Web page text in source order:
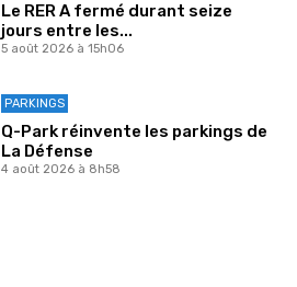
Le RER A fermé durant seize
jours entre les...
5 août 2026 à 15h06
PARKINGS
Q-Park réinvente les parkings de
La Défense
4 août 2026 à 8h58